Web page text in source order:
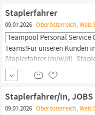
Staplerfahrer
09.07.2026 Oberösterreich, Wels
Teampool Personal Service
Teams!Für unseren Kunden
Staplerfahrer (m/w/d).
Oberösterreich Arbeitszeit
begeistertBe- und Entladen
Waren und
Staplerfahrer/in,
09.07.2026 Oberösterreich, Wels